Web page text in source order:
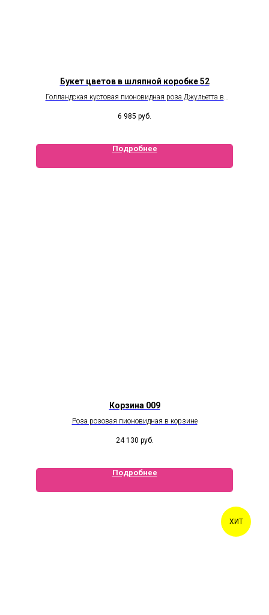
Букет цветов в шляпной коробке 52
Голландская кустовая пионовидная роза Джульетта в
6 985 руб.
Подробнее
Корзина 009
Роза розовая пионовидная в корзине
24 130 руб.
Подробнее
ХИТ